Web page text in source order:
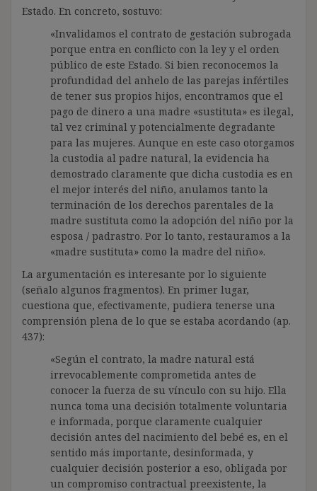
Estado. En concreto, sostuvo:
«Invalidamos el contrato de gestación subrogada
porque entra en conflicto con la ley y el orden
público de este Estado. Si bien reconocemos la
profundidad del anhelo de las parejas infértiles
de tener sus propios hijos, encontramos que el
pago de dinero a una madre «sustituta» es ilegal,
tal vez criminal y potencialmente degradante
para las mujeres. Aunque en este caso otorgamos
la custodia al padre natural, la evidencia ha
demostrado claramente que dicha custodia es en
el mejor interés del niño, anulamos tanto la
terminación de los derechos parentales de la
madre sustituta como la adopción del niño por la
esposa / padrastro. Por lo tanto, restauramos a la
«madre sustituta» como la madre del niño».
La argumentación es interesante por lo siguiente
(señalo algunos fragmentos). En primer lugar,
cuestiona que, efectivamente, pudiera tenerse una
comprensión plena de lo que se estaba acordando (ap.
437):
«Según el contrato, la madre natural está
irrevocablemente comprometida antes de
conocer la fuerza de su vínculo con su hijo. Ella
nunca toma una decisión totalmente voluntaria
e informada, porque claramente cualquier
decisión antes del nacimiento del bebé es, en el
sentido más importante, desinformada, y
cualquier decisión posterior a eso, obligada por
un compromiso contractual preexistente, la